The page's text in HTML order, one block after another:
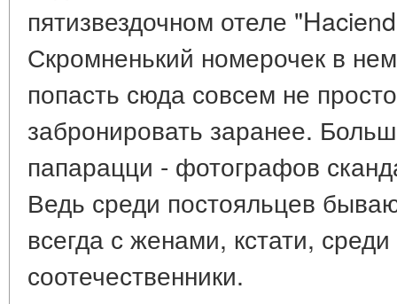
пятизвездочном отеле
Скромненький номерочек в
попасть сюда совсем не
забронировать заранее.
папарацци - фотографов
Ведь среди постояльцев
всегда с женами, кстати,
соотечественники.